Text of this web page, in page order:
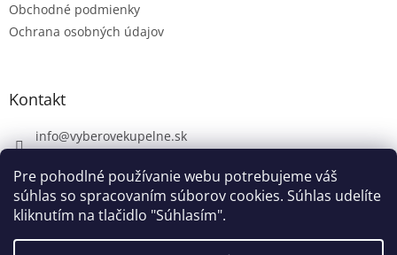
Pre pohodlné používanie webu potrebujeme váš
súhlas so spracovaním súborov cookies. Súhlas udelíte
kliknutím na tlačidlo "Súhlasím".
Obchodné podmienky
Ochrana osobných údajov
Kontakt
info@vyberovekupelne.sk
https://www.facebook.com/vyberovekoupelny/